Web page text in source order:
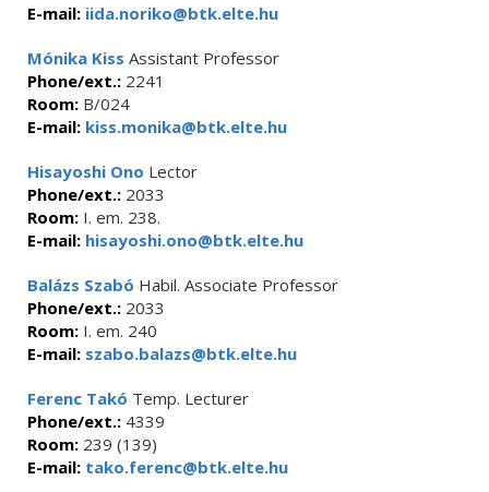
E-mail: iida.noriko@btk.elte.hu
Mónika Kiss Assistant Professor
Phone/ext.: 2241
Room: B/024
E-mail: kiss.monika@btk.elte.hu
Hisayoshi Ono Lector
Phone/ext.: 2033
Room: I. em. 238.
E-mail: hisayoshi.ono@btk.elte.hu
Balázs Szabó Habil. Associate Professor
Phone/ext.: 2033
Room: I. em. 240
E-mail: szabo.balazs@btk.elte.hu
Ferenc Takó Temp. Lecturer
Phone/ext.: 4339
Room: 239 (139)
E-mail: tako.ferenc@btk.elte.hu